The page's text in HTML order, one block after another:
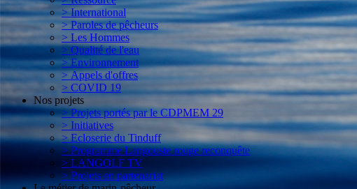
> International
> Paroles de pêcheurs
> Les Hommes
> Qualité de l'eau
> Environnement
> Appels d'offres
> COVID 19
Nos projets
> Projets portés par le CDPMEM 29
> Initiatives
> Ecloserie du Tinduff
> Programme Langouste rouge reconquête
> LANGOLF TV
> Projets en partenariat